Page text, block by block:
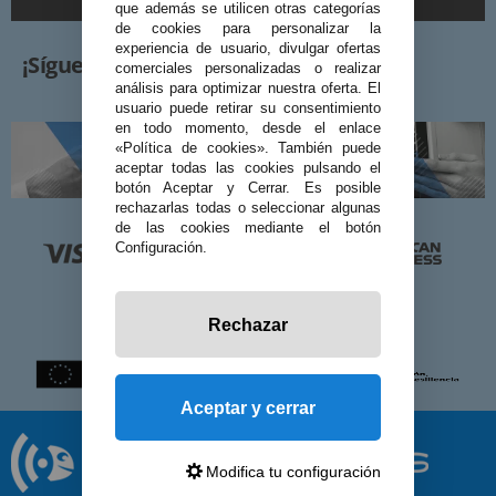
¡Síguenos!
que además se utilicen otras categorías
de cookies para personalizar la
experiencia de usuario, divulgar ofertas
comerciales personalizadas o realizar
análisis para optimizar nuestra oferta. El
usuario puede retirar su consentimiento
en todo momento, desde el enlace
«Política de cookies». También puede
aceptar todas las cookies pulsando el
botón Aceptar y Cerrar. Es posible
rechazarlas todas o seleccionar algunas
de las cookies mediante el botón
Configuración.
Rechazar
Aceptar y cerrar
Modifica tu configuración